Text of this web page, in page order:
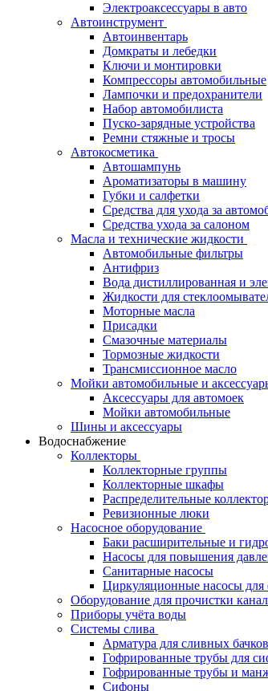
Электроаксессуары в авто
Автоинструмент
Автоинвентарь
Домкраты и лебедки
Ключи и монтировки
Компрессоры автомобильные
Лампочки и предохранители
Набор автомобилиста
Пуско-зарядные устройства
Ремни стяжные и тросы
Автокосметика
Автошампунь
Ароматизаторы в машину
Губки и салфетки
Средства для ухода за
Средства ухода за салоном
Масла и технические жидкости
Автомобильные фильтры
Антифриз
Вода дистиллированная и
Жидкости для
Моторные масла
Присадки
Смазочные материалы
Тормозные жидкости
Трансмиссионное масло
Мойки автомобильные и
Аксессуары для автомоек
Мойки автомобильные
Шины и аксессуары
Водоснабжение
Коллекторы
Коллекторные группы
Коллекторные шкафы
Распределительные
Ревизионные люки
Насосное оборудование
Баки расширительные и
Насосы для повышения
Санитарные насосы
Циркуляционные насосы для
Оборудование для прочистки
Приборы учёта воды
Системы слива
Арматура для сливных
Гофрированные трубы для
Гофрированные трубы и
Сифоны